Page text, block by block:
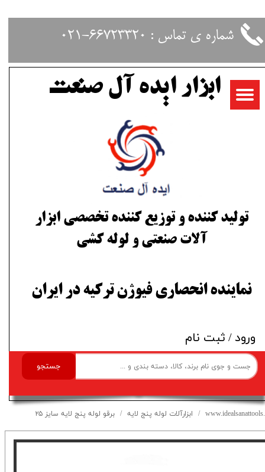
شماره ی تماس : 66723320-021
جستجو
ابزار ایده آل صنعت
تولید کننده و توزیع کننده تخصصی ابزار
آلات صنعتی و لوله کشی
​نماینده انحصاری فیوژن ترکیه در ایران
ورود/ ثبت نام
حساب کاربری من
تغییر گذر واژه
سفارشات
خروج از حساب کاربری
ابزارآلات لوله پنج لایه برقو لوله پنج لایه سایز ۲۵